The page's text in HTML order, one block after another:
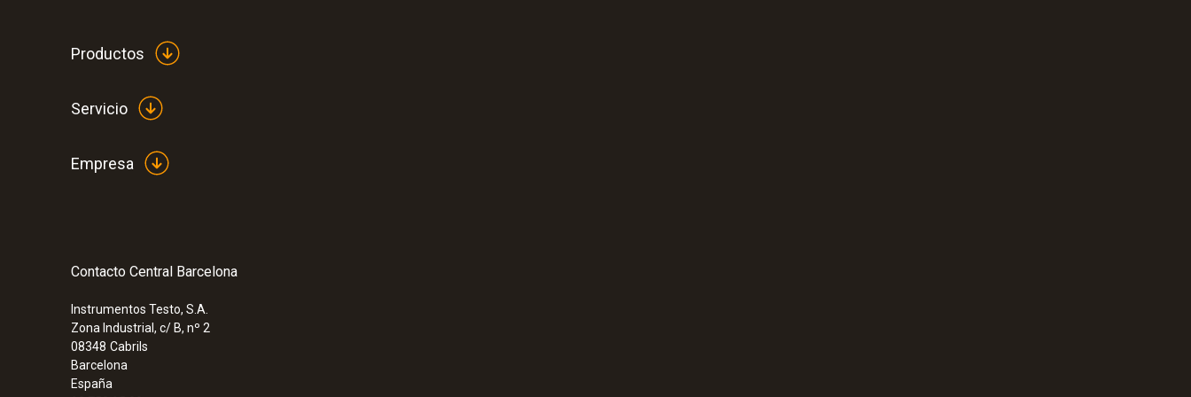
Productos
Servicio
Empresa
Contacto Central Barcelona
Instrumentos Testo, S.A.
Zona Industrial, c/ B, nº 2
08348 Cabrils
Barcelona
España